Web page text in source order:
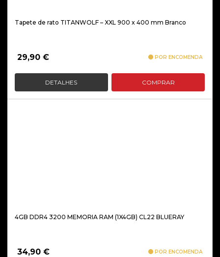
Tapete de rato TITANWOLF – XXL 900 x 400 mm Branco
29,90 € POR ENCOMENDA
DETALHES COMPRAR
4GB DDR4 3200 MEMORIA RAM (1X4GB) CL22 BLUERAY
34,90 € POR ENCOMENDA